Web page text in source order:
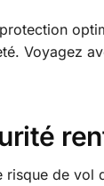
Voyagez
risque de